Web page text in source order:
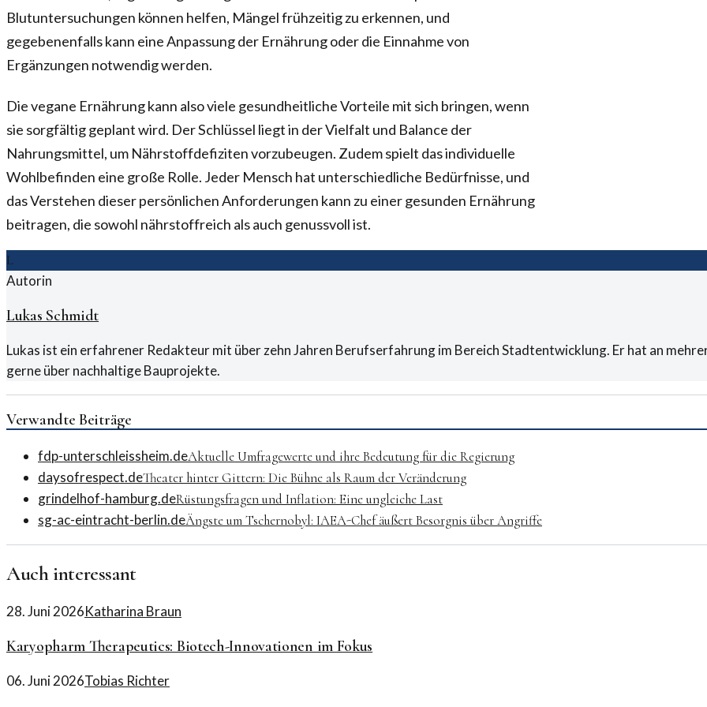
Blutuntersuchungen können helfen, Mängel frühzeitig zu erkennen, und
gegebenenfalls kann eine Anpassung der Ernährung oder die Einnahme von
Ergänzungen notwendig werden.
Die vegane Ernährung kann also viele gesundheitliche Vorteile mit sich bringen, wenn
sie sorgfältig geplant wird. Der Schlüssel liegt in der Vielfalt und Balance der
Nahrungsmittel, um Nährstoffdefiziten vorzubeugen. Zudem spielt das individuelle
Wohlbefinden eine große Rolle. Jeder Mensch hat unterschiedliche Bedürfnisse, und
das Verstehen dieser persönlichen Anforderungen kann zu einer gesunden Ernährung
beitragen, die sowohl nährstoffreich als auch genussvoll ist.
L
Autorin
Lukas Schmidt
Lukas ist ein erfahrener Redakteur mit über zehn Jahren Berufserfahrung im Bereich Stadtentwicklung. Er hat an
gerne über nachhaltige Bauprojekte.
Verwandte Beiträge
fdp-unterschleissheim.deAktuelle Umfragewerte und ihre Bedeutung für die Regierung
daysofrespect.deTheater hinter Gittern: Die Bühne als Raum der Veränderung
grindelhof-hamburg.deRüstungsfragen und Inflation: Eine ungleiche Last
sg-ac-eintracht-berlin.deÄngste um Tschernobyl: IAEA-Chef äußert Besorgnis über Angriffe
Auch interessant
28. Juni 2026Katharina Braun
Karyopharm Therapeutics: Biotech-Innovationen im Fokus
06. Juni 2026Tobias Richter